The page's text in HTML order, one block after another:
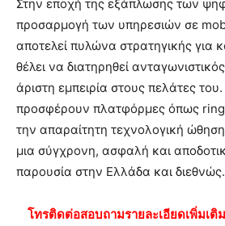
Στην εποχή της εξάπλωσης των
προσαρμογή των υπηρεσιών σε
αποτελεί πυλώνα στρατηγικής για
θέλει να διατηρηθεί
άριστη εμπειρία στους πελάτες
προσφέρουν πλατφόρμες όπως
την απαραίτητη τεχνολογική ώθηση
μια σύγχρονη, ασφαλή και
παρουσία στην Ελλάδα και διεθνώς.
โทรติดต่อสอบถามรายละเอียดเพิ่มเติ